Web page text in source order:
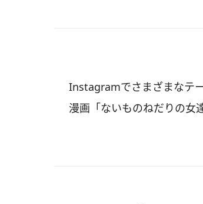
Instagramでさまざまなテ
漫画「ないものねだりの女